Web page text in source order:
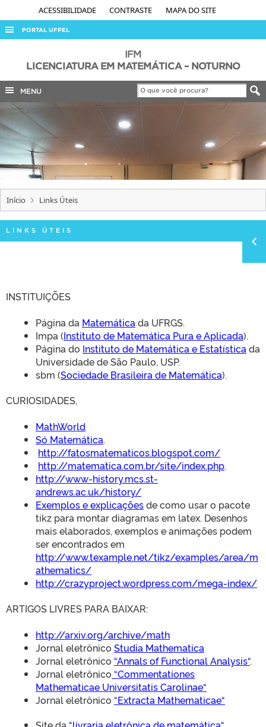
ACESSIBILIDADE CONTRASTE MAPA DO SITE
PORTAL UFPEL
AUDITORIA
COBALTO
CONCURSOS
EDITAIS
INTERNACIONAL
OUVIDORIA
PORTARIAS
TELEFONES
IFM
LICENCIATURA EM MATEMÁTICA – NOTURNO
MENU
Início Links Úteis
LINKS ÚTEIS
INSTITUIÇÕES
Página da Matemática da UFRGS.
Impa (Instituto de Matemática Pura e Aplicada).
Página do Instituto de Matemática e Estatística da
Universidade de São Paulo, USP.
sbm (Sociedade Brasileira de Matemática).
CURIOSIDADES,
MathWorld
Só Matemática.
http://fatosmatematicos.blogspot.com/
http://matematica.com.br/site/index.php.
http://www-history.mcs.st-
andrews.ac.uk/history/
Exemplos e explicaçõesde como usar o pacote
tikz para montar diagramas em latex. Desenhos
mais elaborados, exemplos e animações podem
ser encontrados em
http://www.texample.net/tikz/examples/area/m
athematics/
http://crazyproject.wordpress.com/mega-index/
ARTIGOS LIVRES PARA BAIXAR:
http://arxiv.org/archive/math
Jornal eletrônico Studia Mathematica
Jornal eletrônico “Annals of Functional Analysis“.
Jornal eletrônico “Commentationes
Mathematicae Universitatis Carolinae“
Jornal eletrônico “Extracta Mathematicae“
Site da “livraria eletrônica de matemática“